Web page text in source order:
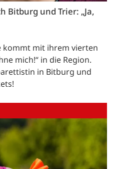
Bitburg und Trier: „Ja,
kommt mit ihrem vierten
mich!“ in die Region.
in Bitburg und